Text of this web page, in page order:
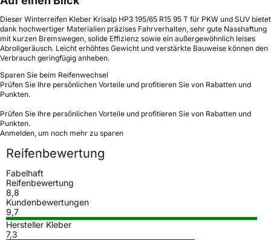
Dieser Winterreifen Kleber Krisalp HP3 195/65 R15 95 T für PKW und SUV bietet
dank hochwertiger Materialien präzises Fahrverhalten, sehr gute Nasshaftung
mit kurzen Bremswegen, solide Effizienz sowie ein außergewöhnlich leises
Abrollgeräusch. Leicht erhöhtes Gewicht und verstärkte Bauweise können den
Verbrauch geringfügig anheben.
Sparen Sie beim Reifenwechsel
Prüfen Sie Ihre persönlichen Vorteile und profitieren Sie von Rabatten und
Punkten.
Prüfen Sie Ihre persönlichen Vorteile und profitieren Sie von Rabatten und
Punkten.
Anmelden, um noch mehr zu sparen
Reifenbewertung
Fabelhaft
Reifenbewertung
8,8
Kundenbewertungen
9,7
Hersteller Kleber
7,3